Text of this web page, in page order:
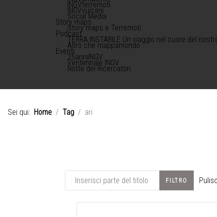
INGVterremoti
INGVvulcani
Social Media
Story maps
Story maps e Terremoti
Podcast
TERRA INSTABILE Un viaggio nel cuore del
Altro che mappamondo
Eventi
25anniINGV
Ventennale INGV
Notte dei Ricercatori
Sei qui: Home Tag ari
Inserisci parte del titolo FILTRO